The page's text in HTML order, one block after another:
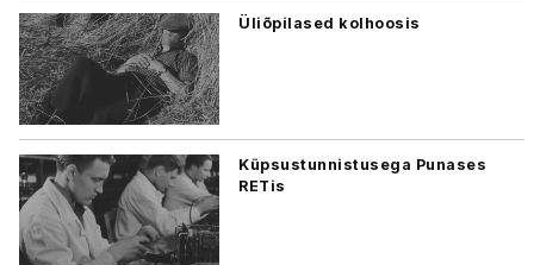
Üliõpilased kolhoosis
Küpsustunnistusega Punases
RETis